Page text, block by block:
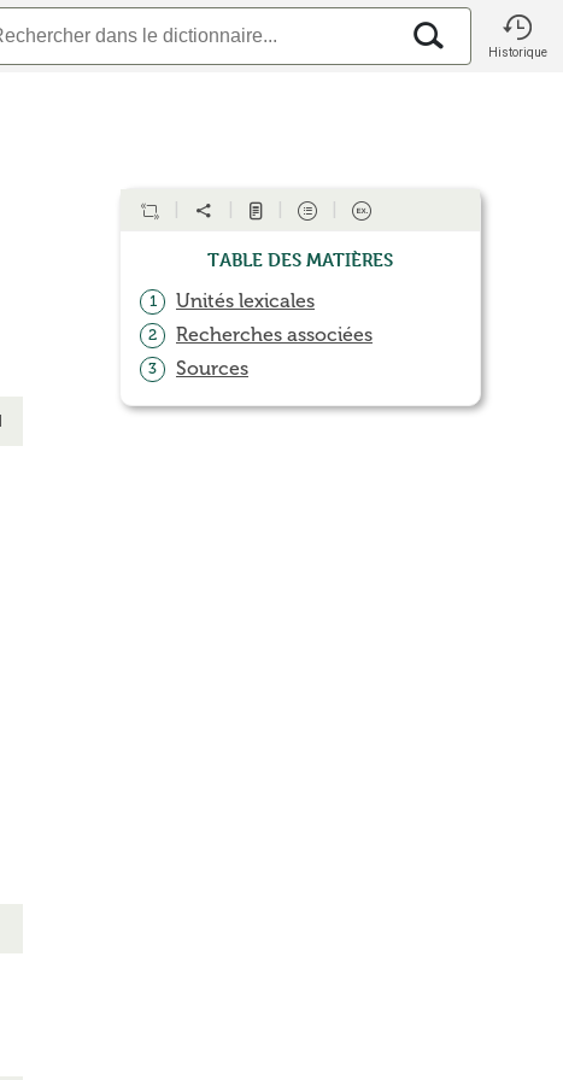
Historique
Table des matières
1 Unités lexicales
2 Recherches associées
3 Sources